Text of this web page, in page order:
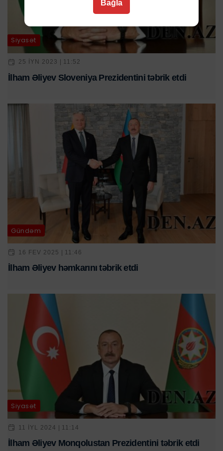
Siyasət
25 IYN 2023 | 11:52
İlham Əliyev Sloveniya Prezidentini təbrik etdi
Gündəm
16 FEV 2025 | 11:46
İlham Əliyev həmkarını təbrik etdi
Siyasət
11 IYL 2024 | 11:14
İlham Əliyev Monqolustan Prezidentini təbrik etdi
Bağla